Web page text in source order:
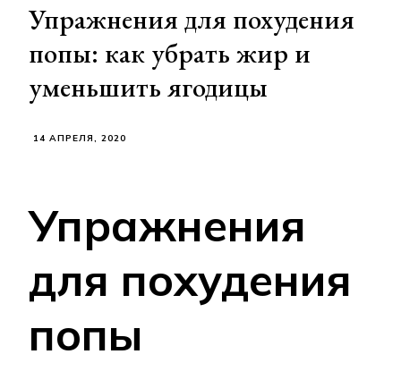
Упражнения для похудения
попы: как убрать жир и
уменьшить ягодицы
14 АПРЕЛЯ, 2020
Упражнения
для похудения
попы